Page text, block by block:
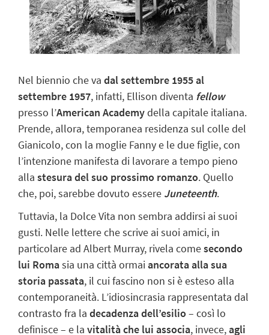
Nel biennio che va dal settembre 1955 al
settembre 1957, infatti, Ellison diventa fellow
presso l’American Academydella capitale italiana.
Prende, allora, temporanea residenza sul colle del
Gianicolo, con la moglie Fanny e le due figlie, con
l’intenzione manifesta di lavorare a tempo pieno
alla stesura del suo prossimo romanzo. Quello
che, poi, sarebbe dovuto essere Juneteenth.
Tuttavia, la Dolce Vita non sembra addirsi ai suoi
gusti. Nelle lettere che scrive ai suoi amici, in
particolare ad Albert Murray, rivela comesecondo
lui Romasia una città ormaiancorata alla sua
storia passata, il cui fascino non si è esteso alla
contemporaneità. L’idiosincrasia rappresentata dal
contrasto fra la decadenza dell’esilio– così lo
definisce – e la vitalità che lui associa, invece,agli